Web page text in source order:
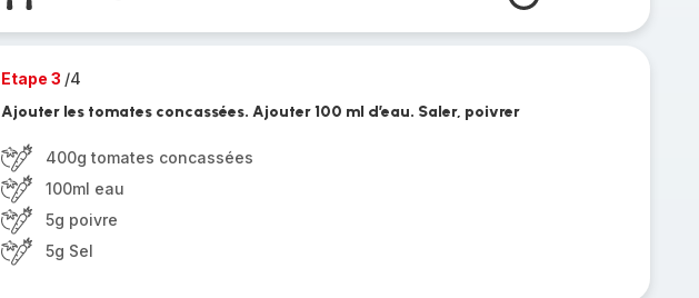
Etape 3 /4
Ajouter les tomates concassées. Ajouter 100 ml d’eau. Saler, poivrer
400g tomates concassées
100ml eau
5g poivre
5g Sel